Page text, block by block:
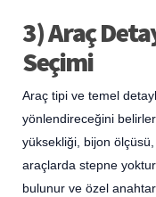
3) Araç
Seçimi
Araç tipi ve temel
yönlendireceğini
yüksekliği, bijon ölçüsü,
araçlarda stepne
bulunur ve özel